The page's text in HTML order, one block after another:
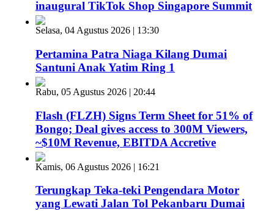
inaugural TikTok Shop Singapore Summit
Selasa, 04 Agustus 2026 | 13:30
Pertamina Patra Niaga Kilang Dumai
Santuni Anak Yatim Ring 1
Rabu, 05 Agustus 2026 | 20:44
Flash (FLZH) Signs Term Sheet for 51% of
Bongo; Deal gives access to 300M Viewers,
~$10M Revenue, EBITDA Accretive
Kamis, 06 Agustus 2026 | 16:21
Terungkap Teka-teki Pengendara Motor
yang Lewati Jalan Tol Pekanbaru Dumai